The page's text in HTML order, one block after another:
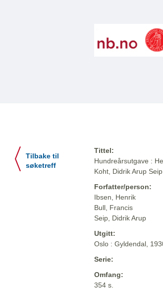
Tilbake til
søketreff
Tittel:
Hundreårsutgave :
Koht, Didrik Arup Seip
Forfatter/person:
Ibsen, Henrik
Bull, Francis
Seip, Didrik Arup
Utgitt:
Oslo : Gyldendal,
Serie:
Omfang:
354 s.